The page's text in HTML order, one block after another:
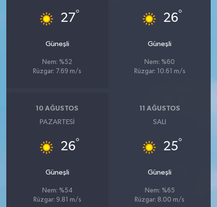
27°
Güneşli
Nem: %52
Rüzgar: 7.69 m/s
26°
Güneşli
Nem: %60
Rüzgar: 10.61 m/s
10 AĞUSTOS
PAZARTESI
26°
Güneşli
Nem: %54
Rüzgar: 9.81 m/s
11 AĞUSTOS
SALI
25°
Güneşli
Nem: %65
Rüzgar: 8.00 m/s